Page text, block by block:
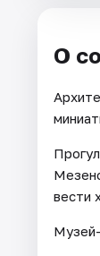
О
вести